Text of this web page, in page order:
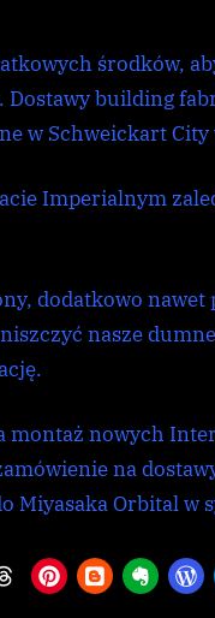
środków,
building
w Schweickart
Imperialnym
dodatkowo
nasze
montaż nowych
na
Miyasaka Orbital w